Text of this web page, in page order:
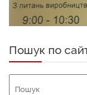
Пошук по